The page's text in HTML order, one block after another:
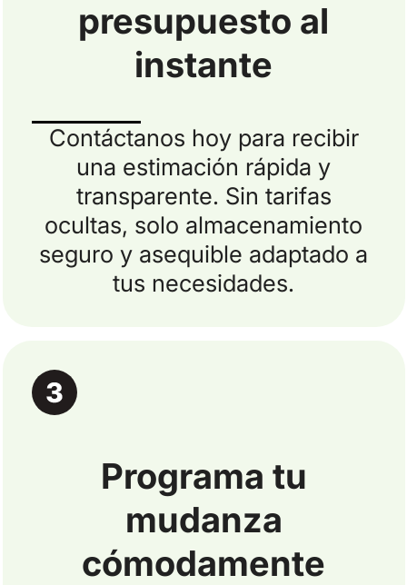
presupuesto al
instante
Contáctanos hoy para recibir
una estimación rápida y
transparente. Sin tarifas
ocultas, solo almacenamiento
seguro y asequible adaptado a
tus necesidades.
Programa tu
mudanza
cómodamente